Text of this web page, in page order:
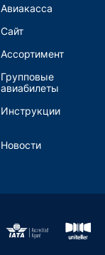
Авиакасса
Сайт
Ассортимент
Групповые
авиабилеты
Инструкции
Новости